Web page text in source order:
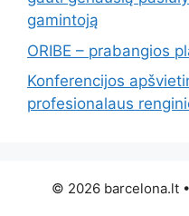
gamintoją
ORIBE – prabangios
Konferencijos
profesionalaus
© 2026 barcelona.lt